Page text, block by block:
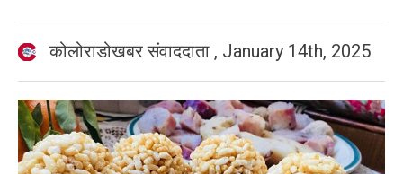
कोलोराडोखबर संवाददाता , January 14th, 2025